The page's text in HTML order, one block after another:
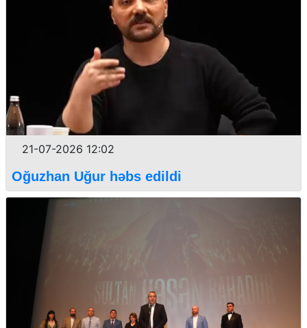
21-07-2026 12:02
Oğuzhan Uğur həbs edildi